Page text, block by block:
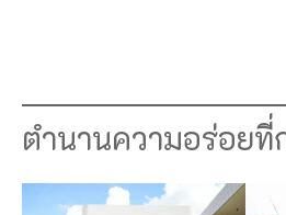
ตำนานความอร่อยที่